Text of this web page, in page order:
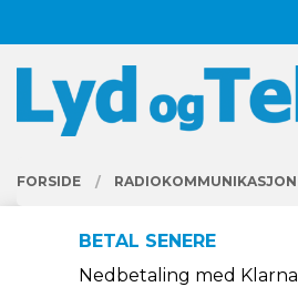
til
innholdet
PRODUKTER
FORSIDE RADIOKOMMUNIKASJON
BETAL SENERE
Nedbetaling med Klarna